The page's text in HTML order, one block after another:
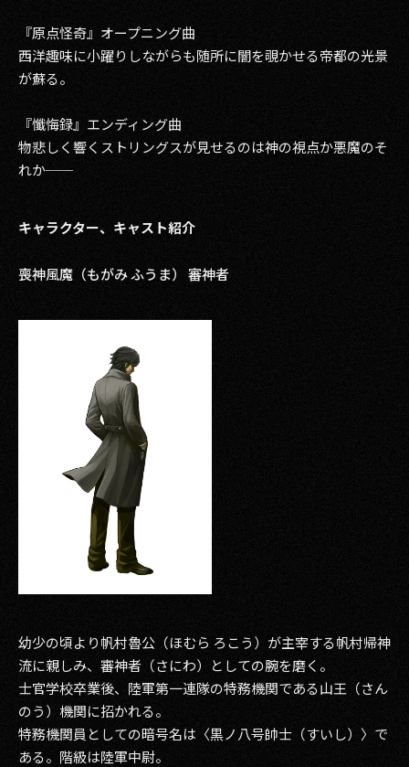
『原点怪奇』オープニング曲
西洋趣味に小躍りしながらも随所に闇を覗かせる帝都の光景
が蘇る。
『懺悔録』エンディング曲
物悲しく響くストリングスが見せるのは神の視点か悪魔のそ
れか──
キャラクター、キャスト紹介
喪神風魔（もがみ ふうま） 審神者
幼少の頃より帆村魯公（ほむら ろこう）が主宰する帆村帰神
流に親しみ、審神者（さにわ）としての腕を磨く。
士官学校卒業後、陸軍第一連隊の特務機関である山王（さん
のう）機関に招かれる。
特務機関員としての暗号名は〈黒ノ八号帥士（すいし）〉で
ある。階級は陸軍中尉。